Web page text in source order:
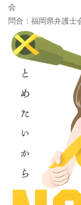
会
問合：福岡県弁護士